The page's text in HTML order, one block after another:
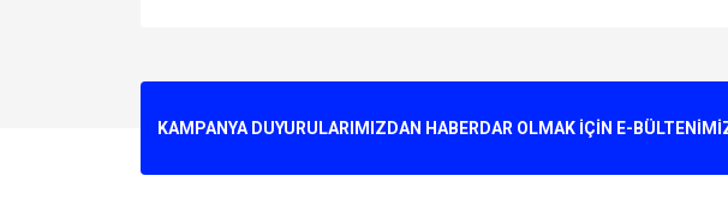
Ürün resmi kalitesiz, bozuk veya görüntülenemiyor.
KAMPANYA DUYURULARIMIZDAN HABERDAR OLMAK İÇİN E-